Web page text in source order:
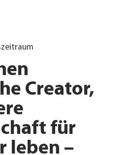
Creator,
für
leben –